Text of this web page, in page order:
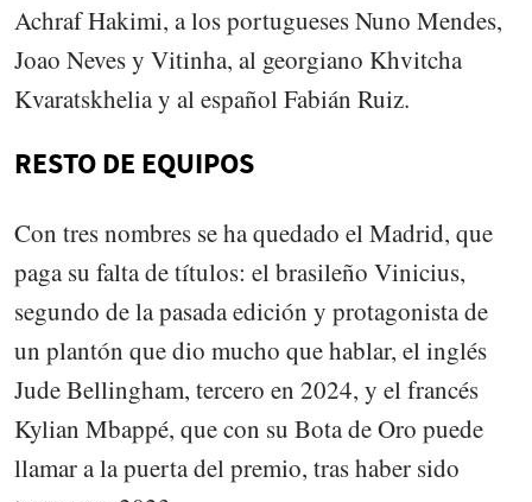
Achraf Hakimi, a los portugueses Nuno Mendes,
Joao Neves y Vitinha, al georgiano Khvitcha
Kvaratskhelia y al español Fabián Ruiz.
RESTO DE EQUIPOS
Con tres nombres se ha quedado el Madrid, que
paga su falta de títulos: el brasileño Vinicius,
segundo de la pasada edición y protagonista de
un plantón que dio mucho que hablar, el inglés
Jude Bellingham, tercero en 2024, y el francés
Kylian Mbappé, que con su Bota de Oro puede
llamar a la puerta del premio, tras haber sido